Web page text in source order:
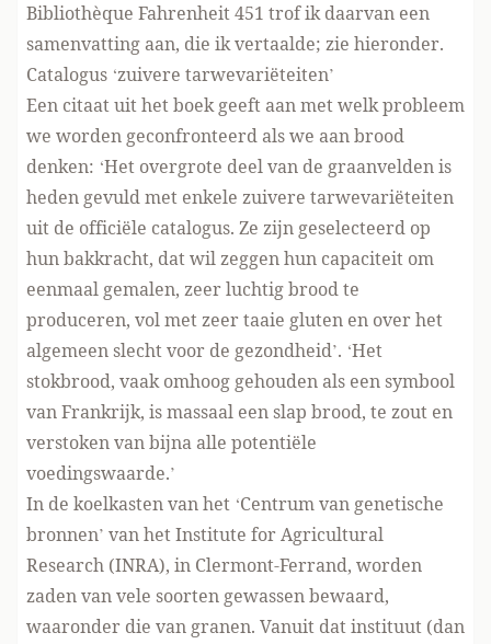
Bibliothèque Fahrenheit 451 trof ik daarvan een
samenvatting aan, die ik vertaalde; zie hieronder.
Catalogus ‘zuivere tarwevariëteiten’
Een citaat uit het boek geeft aan met welk probleem
we worden geconfronteerd als we aan brood
denken: ‘Het overgrote deel van de graanvelden is
heden gevuld met enkele zuivere tarwevariëteiten
uit de officiële catalogus. Ze zijn geselecteerd op
hun bakkracht, dat wil zeggen hun capaciteit om
eenmaal gemalen, zeer luchtig brood te
produceren, vol met zeer taaie gluten en over het
algemeen slecht voor de gezondheid’. ‘Het
stokbrood, vaak omhoog gehouden als een symbool
van Frankrijk, is massaal een slap brood, te zout en
verstoken van bijna alle potentiële
voedingswaarde.’
In de koelkasten van het ‘Centrum van genetische
bronnen’ van het Institute for Agricultural
Research (INRA), in Clermont-Ferrand, worden
zaden van vele soorten gewassen bewaard,
waaronder die van granen. Vanuit dat instituut (dan